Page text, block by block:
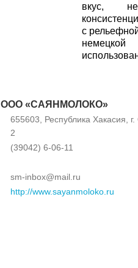
вкус,
с
ООО «САЯНМОЛОКО»
655603, Республика Хакасия,
2
(39042) 6-06-11
sm-inbox@mail.ru
http://www.sayanmoloko.ru